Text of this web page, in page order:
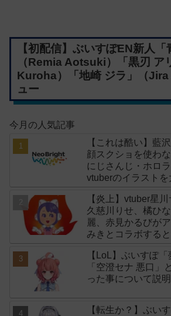
【初配信】ぶいすぽEN新人「
（Remia Aotsuki）「黒刃 ア
Kuroha）「地崎 ジラ」（
ュー
今月の人気記事
【これは酷い】藍
顔スクショを使わ
にじさんじ・ホロ
vtuberのイラスト
「NeoBright（ネ
罪！
【炎上】vtuber星
久慈川りせ、橘ひ
麗、赤見かるびが
みきとコラボする
【LoL】ぶいすぽ
「空澄セナ 悪口」
った事について説
【転生か？】ぶい